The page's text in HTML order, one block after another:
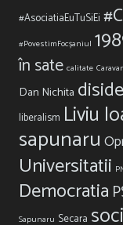
#AsociatiaEuTuSiEi
#PovestimFocșaniul
în sate calitate
Dan Nichita
liberalism Liviu
sapunaru
Universitatii
Democratia
Sapunaru Secara